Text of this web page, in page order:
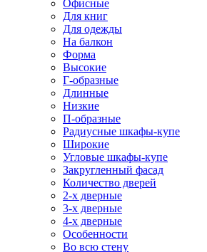
Офисные
Для книг
Для одежды
На балкон
Форма
Высокие
Г-образные
Длинные
Низкие
П-образные
Радиусные шкафы-купе
Широкие
Угловые шкафы-купе
Закругленный фасад
Количество дверей
2-х дверные
3-х дверные
4-х дверные
Особенности
Во всю стену